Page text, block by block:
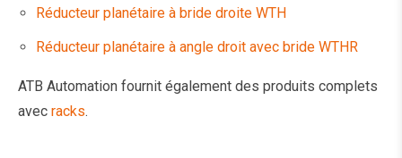
Réducteur planétaire à bride droite WTH
Réducteur planétaire à angle droit avec bride WTHR
ATB Automation fournit également des produits complets
avec racks.